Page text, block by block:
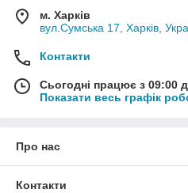
м. Харків
вул.Сумська 17, Харків,
Контакти
Сьогодні працює з 09:00
Показати весь графік
Про нас
Контакти